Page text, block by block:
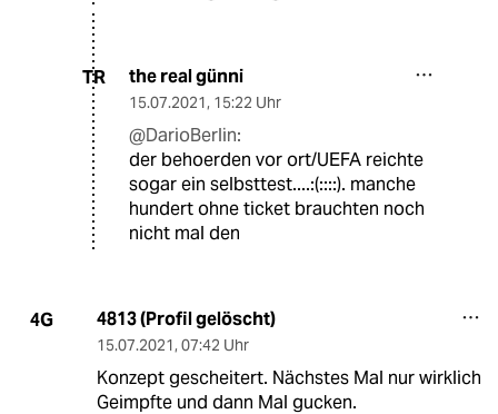
TR the real günni
15.07.2021, 15:22 Uhr
@DarioBerlin:
der behoerden vor ort/UEFA reichte
sogar ein selbsttest....:(::::). manche
hundert ohne ticket brauchten noch
nicht mal den
4G 4813 (Profil gelöscht)
15.07.2021, 07:42 Uhr
Konzept gescheitert. Nächstes Mal nur wirklich
Geimpfte und dann Mal gucken.